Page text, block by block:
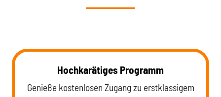
Hochkarätiges Programm
Genieße kostenlosen Zugang zu erstklassigem